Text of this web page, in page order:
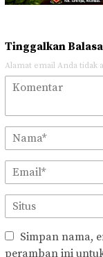
Tinggalkan
Alamat email Anda tidak
Simpan nama,
peramban ini